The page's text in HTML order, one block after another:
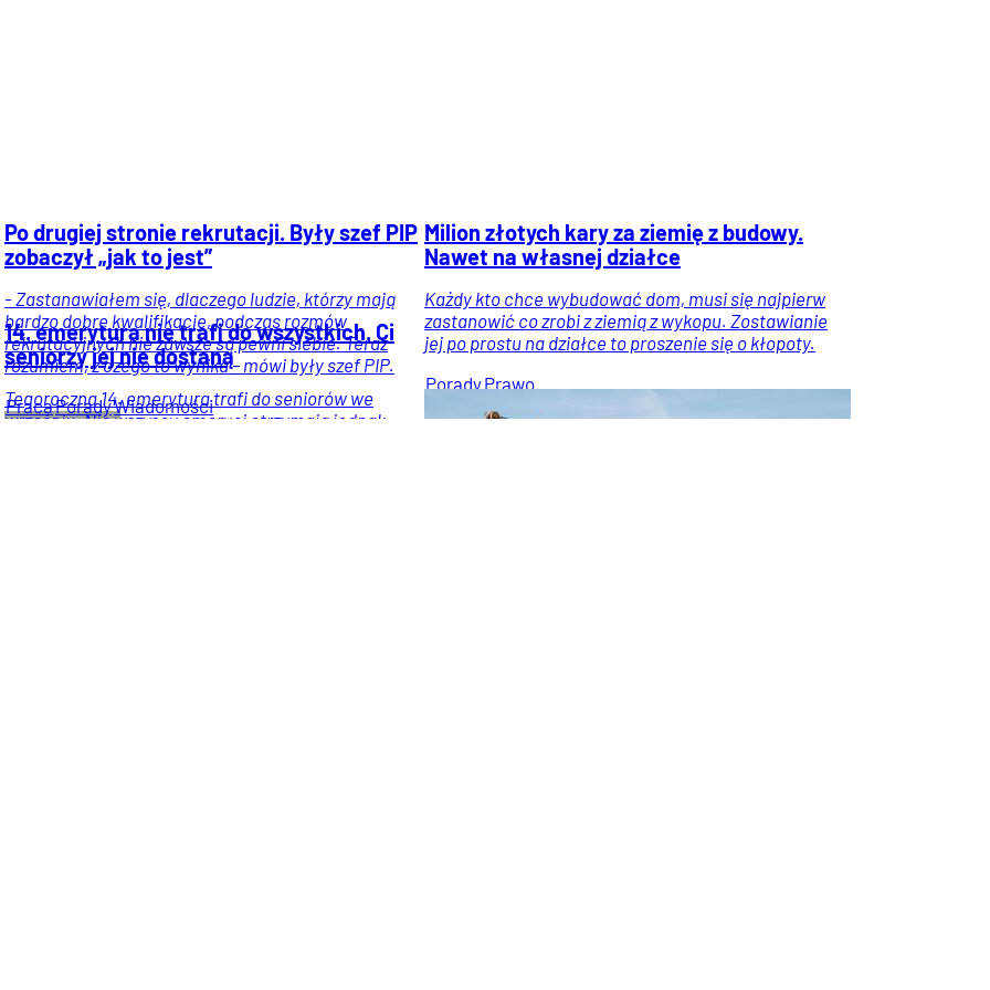
Po drugiej stronie rekrutacji. Były szef PIP
zobaczył „jak to jest”
- Zastanawiałem się, dlaczego ludzie, którzy mają
bardzo dobre kwalifikacje, podczas rozmów
rekrutacyjnych nie zawsze są pewni siebie. Teraz
rozumiem, z czego to wynika – mówi były szef PIP.
PracaPoradyWiadomości
Milion złotych kary za ziemię z budowy.
Nawet na własnej działce
Każdy kto chce wybudować dom, musi się najpierw
zastanowić co zrobi z ziemią z wykopu. Zostawianie
jej po prostu na działce to proszenie się o kłopoty.
PoradyPrawo
14. emerytura nie trafi do wszystkich. Ci
seniorzy jej nie dostaną
Tegoroczna 14. emerytura trafi do seniorów we
wrześniu. Nie wszyscy emeryci otrzymają jednak